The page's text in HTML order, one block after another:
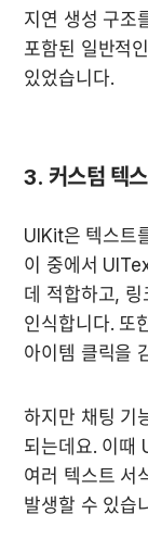
지연 생성 구조
포함된 일반적
있었습니다.
3. 커스텀 텍
UIKit은 텍스트
이 중에서
데 적합하고,
인식합니다.
아이템 클릭을
하지만 채팅 기
되는데요. 이때
여러 텍스트 서
발생할 수 있습